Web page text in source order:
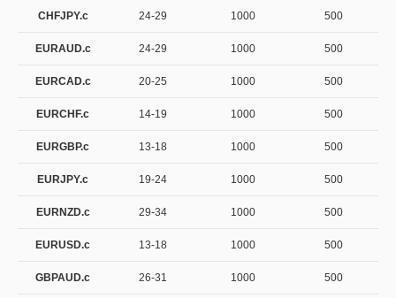
CHFJPY.c 24-29 1000 500
EURAUD.c 24-29 1000 500
EURCAD.c 20-25 1000 500
EURCHF.c 14-19 1000 500
EURGBP.c 13-18 1000 500
EURJPY.c 19-24 1000 500
EURNZD.c 29-34 1000 500
EURUSD.c 13-18 1000 500
GBPAUD.c 26-31 1000 500